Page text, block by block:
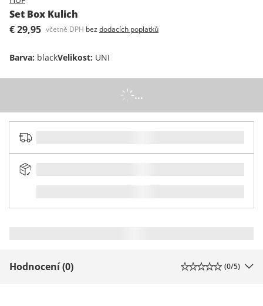
Set Box Kulich
€ 29,95 včetně DPH bez dodacích poplatků
Barva: blackVelikost: UNI
...
Hodnocení (0) (0/5)